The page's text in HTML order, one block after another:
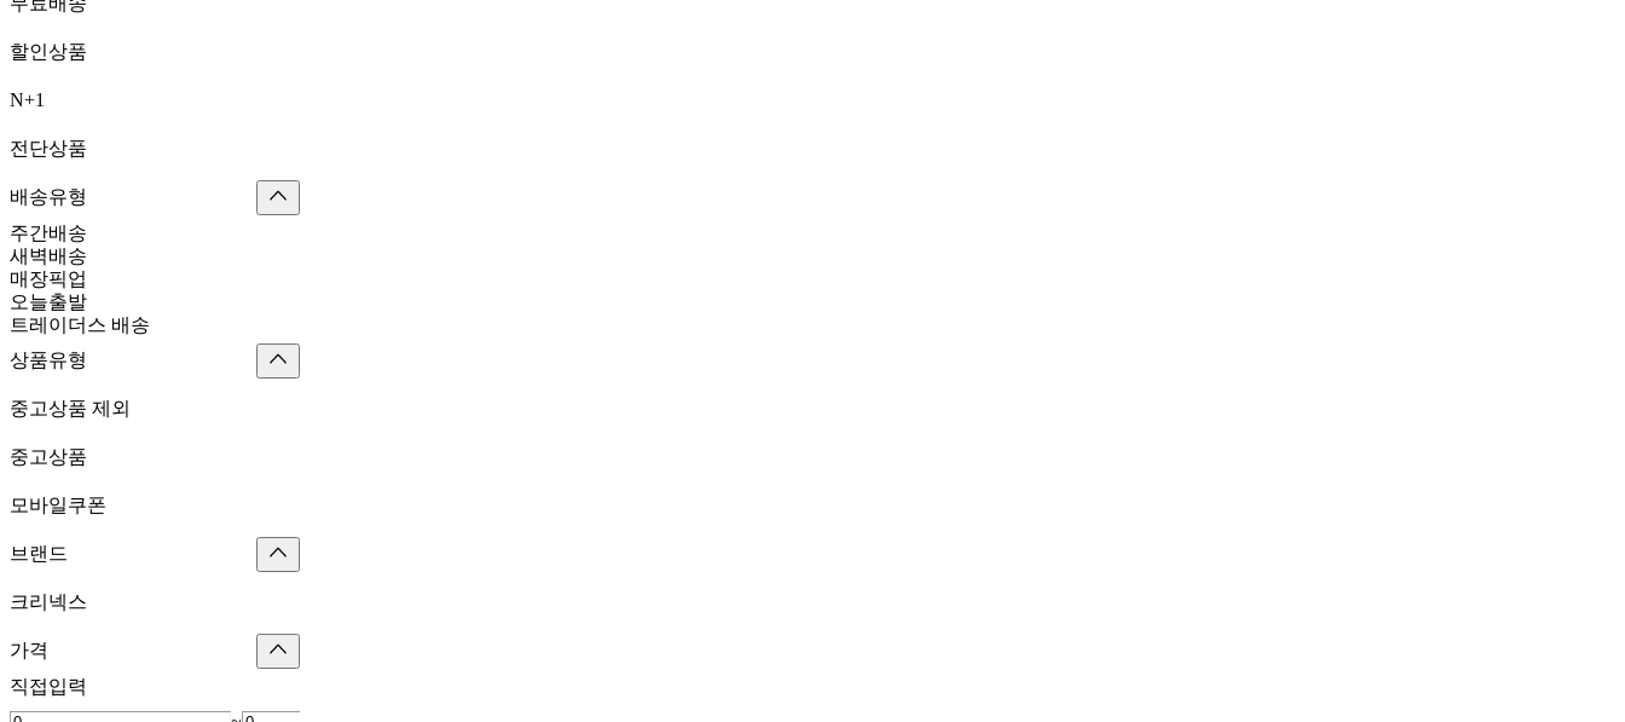
할인상품
N+1
전단상품
배송유형
주간배송
새벽배송
매장픽업
오늘출발
트레이더스 배송
상품유형
중고상품 제외
중고상품
모바일쿠폰
브랜드
크리넥스
가격
직접입력